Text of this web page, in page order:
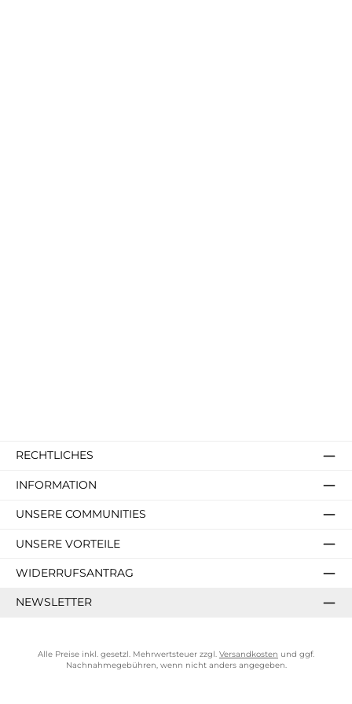
RECHTLICHES
INFORMATION
UNSERE COMMUNITIES
UNSERE VORTEILE
WIDERRUFSANTRAG
NEWSLETTER
Alle Preise inkl. gesetzl. Mehrwertsteuer zzgl. Versandkosten und ggf.
Nachnahmegebühren, wenn nicht anders angegeben.